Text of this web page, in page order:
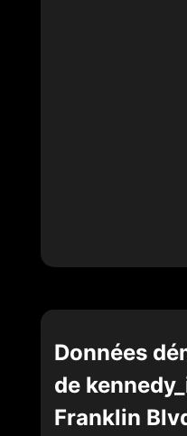
Données
de
Franklin